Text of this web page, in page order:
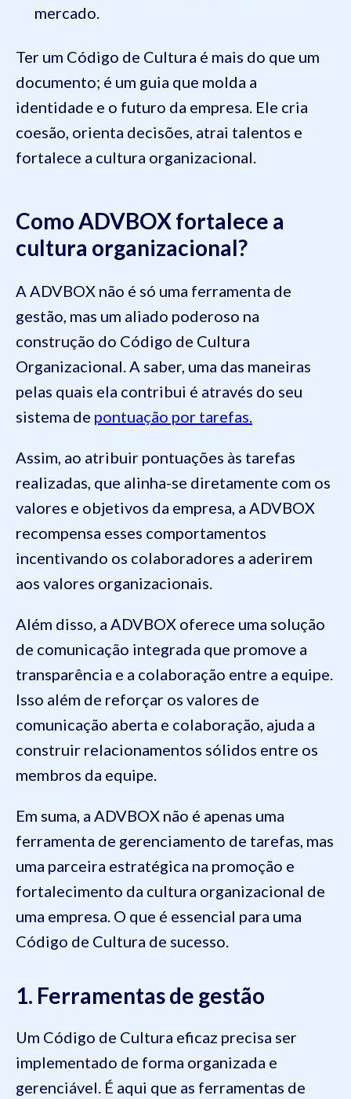
mercado.
Ter um Código de Cultura é mais do que um
documento; é um guia que molda a
identidade e o futuro da empresa. Ele cria
coesão, orienta decisões, atrai talentos e
fortalece a cultura organizacional.
Como ADVBOX fortalece a
cultura organizacional?
A ADVBOX não é só uma ferramenta de
gestão, mas um aliado poderoso na
construção do Código de Cultura
Organizacional. A saber, uma das maneiras
pelas quais ela contribui é através do seu
sistema de pontuação por tarefas.
Assim, ao atribuir pontuações às tarefas
realizadas, que alinha-se diretamente com os
valores e objetivos da empresa, a ADVBOX
recompensa esses comportamentos
incentivando os colaboradores a aderirem
aos valores organizacionais.
Além disso, a ADVBOX oferece uma solução
de comunicação integrada que promove a
transparência e a colaboração entre a equipe.
Isso além de reforçar os valores de
comunicação aberta e colaboração, ajuda a
construir relacionamentos sólidos entre os
membros da equipe.
Em suma, a ADVBOX não é apenas uma
ferramenta de gerenciamento de tarefas, mas
uma parceira estratégica na promoção e
fortalecimento da cultura organizacional de
uma empresa. O que é essencial para uma
Código de Cultura de sucesso.
1. Ferramentas de gestão
Um Código de Cultura eficaz precisa ser
implementado de forma organizada e
gerenciável. É aqui que as ferramentas de